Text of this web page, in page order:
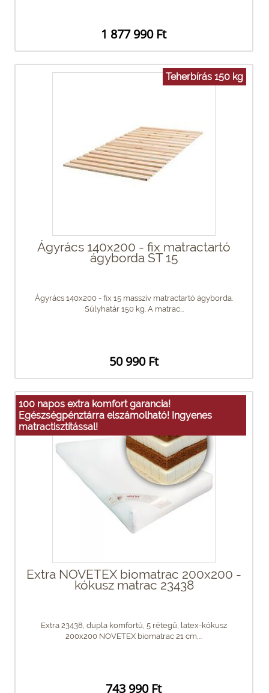
1 877 990 Ft
Teherbírás 150 kg
Ágyrács 140x200 - fix matractartó
ágyborda ST 15
Ágyrács 140x200 - fix 15 masszív matractartó ágyborda.
Súlyhatár 150 kg. A matrac...
50 990 Ft
100 napos extra komfort garancia!
Egészségpénztárra elszámolható! Ingyenes
matractisztítással!
Extra NOVETEX biomatrac 200x200 -
kókusz matrac 23438
Extra 23438, dupla komfortú, 5 rétegű, latex-kókusz
200x200 NOVETEX biomatrac 21 cm,...
743 990 Ft